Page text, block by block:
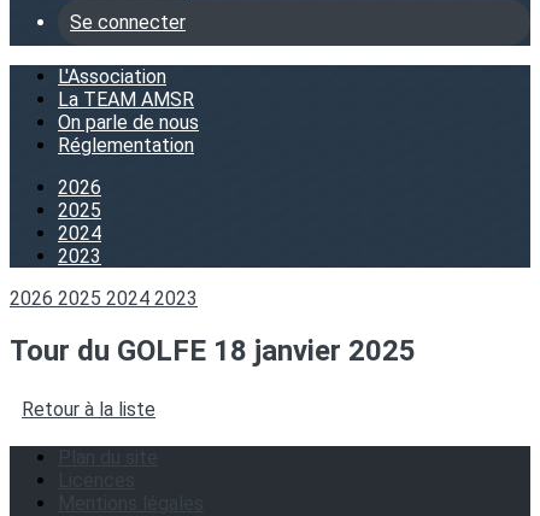
Se connecter
L'Association
La TEAM AMSR
On parle de nous
Réglementation
2026
2025
2024
2023
2026 2025 2024 2023
Tour du GOLFE 18 janvier 2025
Retour à la liste